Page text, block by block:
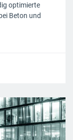
optimierte
Beton und